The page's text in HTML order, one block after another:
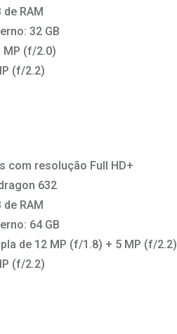
RAM
32 GB
MP (f/2.0)
(f/2.2)
com resolução Full HD+
632
de RAM
64 GB
de 12 MP (f/1.8) + 5 MP (f/2.2)
(f/2.2)